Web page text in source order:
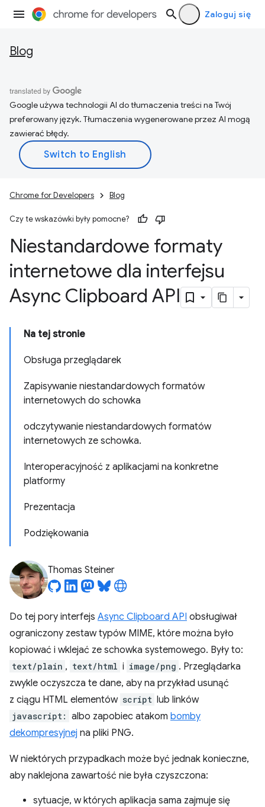
Zaloguj się
Blog
Google używa technologii AI do tłumaczenia treści na Twój
preferowany język. Tłumaczenia wygenerowane przez AI mogą
zawierać błędy.
Chrome for Developers Blog
Czy te wskazówki były pomocne?
Niestandardowe formaty
internetowe dla interfejsu
Async Clipboard API
Na tej stronie
Obsługa przeglądarek
Zapisywanie niestandardowych formatów
internetowych do schowka
odczytywanie niestandardowych formatów
internetowych ze schowka.
Interoperacyjność z aplikacjami na konkretne
platformy
Prezentacja
Podziękowania
Thomas Steiner
Do tej pory interfejs Async Clipboard API obsługiwał
ograniczony zestaw typów MIME, które można było
kopiować i wklejać ze schowka systemowego. Były to:
text/plain , text/html i image/png . Przeglądarka
zwykle oczyszcza te dane, aby na przykład usunąć
z ciągu HTML elementów script lub linków
javascript: albo zapobiec atakom bomby
dekompresyjnej na pliki PNG.
W niektórych przypadkach może być jednak konieczne,
aby naklejona zawartość nie była czyszczona:
sytuacje, w których aplikacja sama zajmuje się